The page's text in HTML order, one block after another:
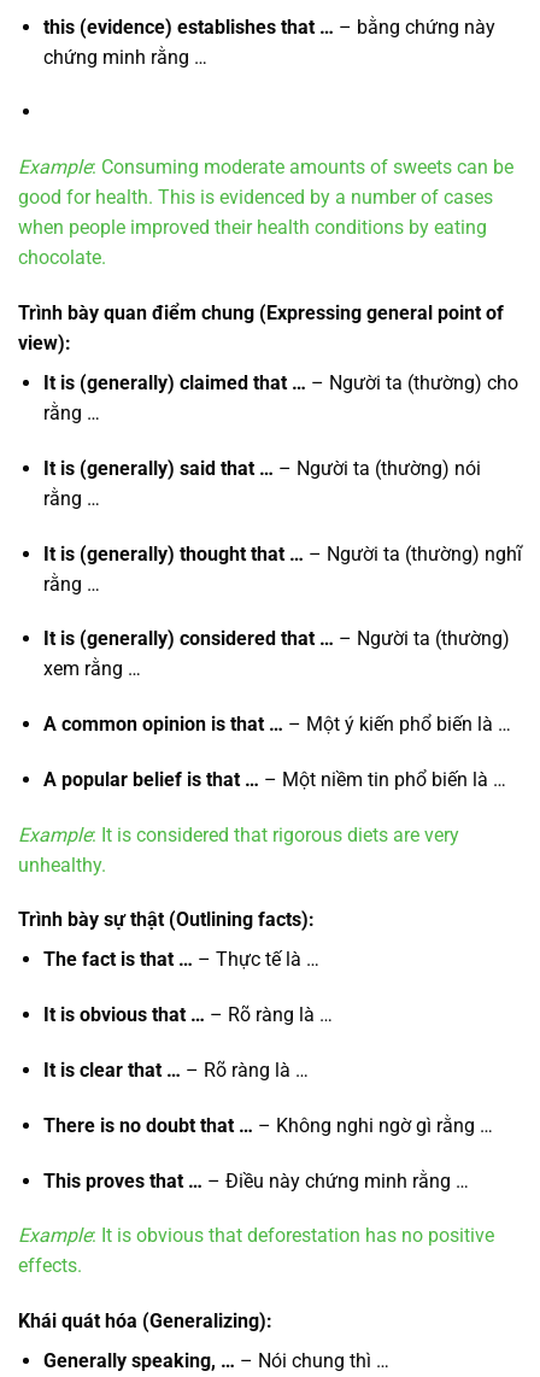
this (evidence) establishes that … – bằng chứng này
chứng minh rằng …
Example: Consuming moderate amounts of sweets can be
good for health. This is evidenced by a number of cases
when people improved their health conditions by eating
chocolate.
Trình bày quan điểm chung (Expressing general point of
view):
It is (generally) claimed that … – Người ta (thường) cho
rằng …
It is (generally) said that … – Người ta (thường) nói
rằng …
It is (generally) thought that … – Người ta (thường) nghĩ
rằng …
It is (generally) considered that … – Người ta (thường)
xem rằng …
A common opinion is that … – Một ý kiến phổ biến là …
A popular belief is that … – Một niềm tin phổ biến là …
Example: It is considered that rigorous diets are very
unhealthy.
Trình bày sự thật (Outlining facts):
The fact is that … – Thực tế là …
It is obvious that … – Rõ ràng là …
It is clear that … – Rõ ràng là …
There is no doubt that … – Không nghi ngờ gì rằng …
This proves that … – Điều này chứng minh rằng …
Example: It is obvious that deforestation has no positive
effects.
Khái quát hóa (Generalizing):
Generally speaking, … – Nói chung thì …